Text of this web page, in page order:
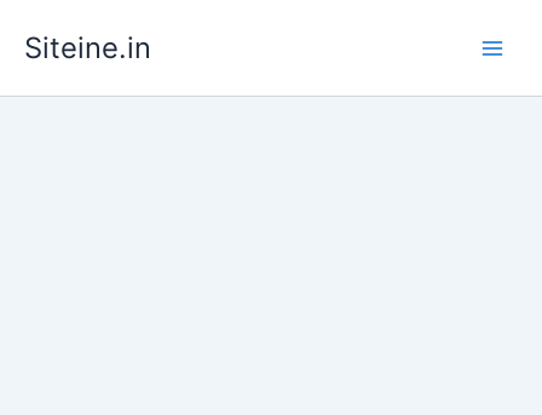
Siteine.in